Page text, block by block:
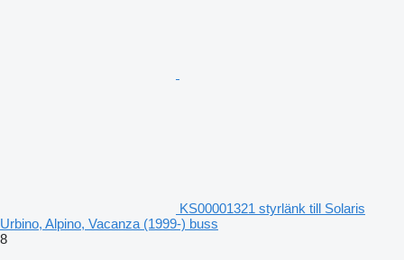
KS00001321 styrlänk till Solaris
Urbino, Alpino, Vacanza (1999-) buss
8